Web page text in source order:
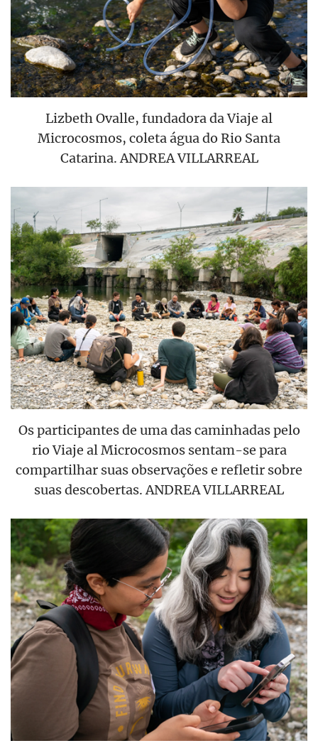
Lizbeth Ovalle, fundadora da Viaje al
Microcosmos, coleta água do Rio Santa
Catarina. ANDREA VILLARREAL
Os participantes de uma das caminhadas pelo
rio Viaje al Microcosmos sentam-se para
compartilhar suas observações e refletir sobre
suas descobertas. ANDREA VILLARREAL